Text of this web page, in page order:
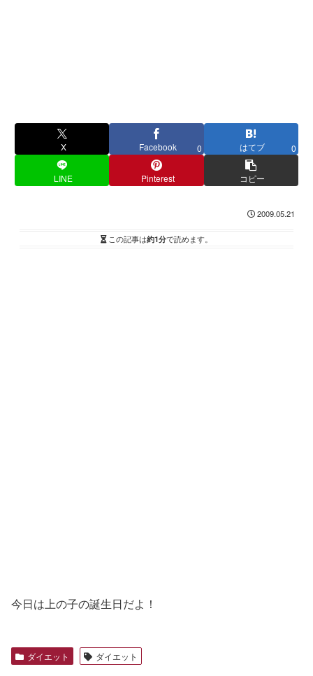
X Facebook 0 はてブ 0
LINE Pinterest コピー
2009.05.21
この記事は約1分で読めます。
今日は上の子の誕生日だよ！
ダイエット ダイエット